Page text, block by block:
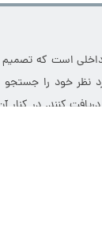
است که تصمیم
نظر خود را
کنند. در کنار